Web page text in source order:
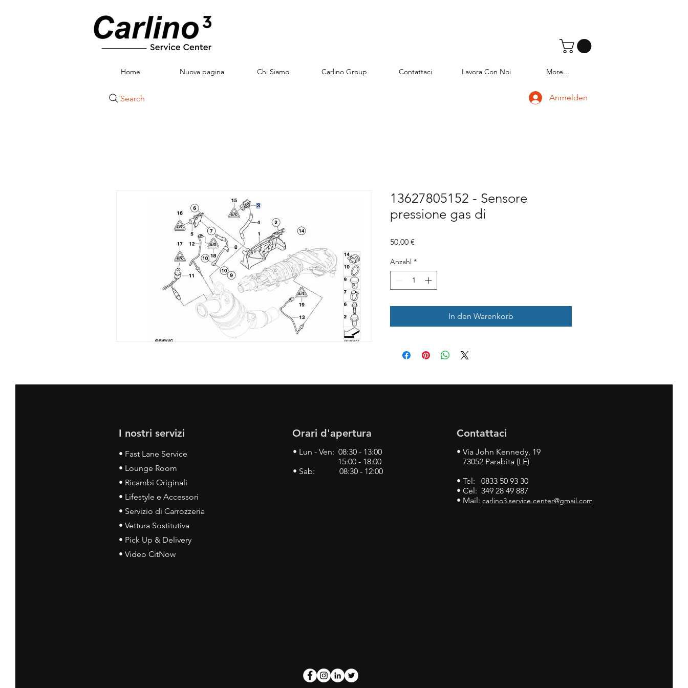
Home Nuova pagina Chi Siamo Carlino Group Contattaci Lavora Con Noi More...
Search Anmelden
13627805152 - Sensore
pressione gas di
50,00 €
Anzahl *
In den Warenkorb
I nostri servizi
• Fast Lane Service
• Lounge Room
• Ricambi Originali
• Lifestyle e Accessori
• Servizio di Carrozzeria
• Vettura Sostitutiva
• Pick Up & Delivery
• Video CitNow
Orari d'apertura
• Lun - Ven: 08:30 - 13:00
15:00 - 18:00
• Sab: 08:30 - 12:00
Contattaci
• Via John Kennedy, 19
73052 Parabita (LE)
• Tel: 0833 50 93 30
• Cel: 349 28 49 887
• Mail: carlino3.service.center@gmail.com